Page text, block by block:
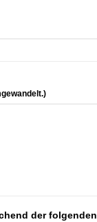
der folgenden